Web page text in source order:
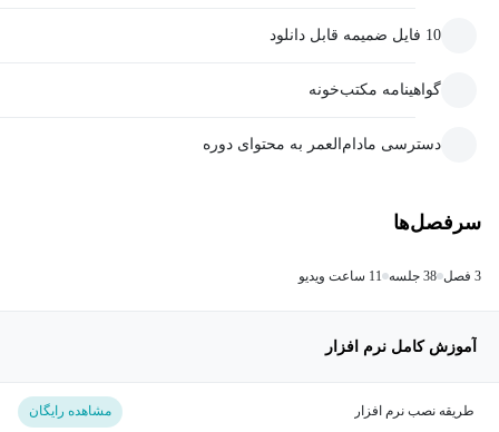
10 فایل ضمیمه قابل دانلود
گواهینامه مکتب‌خونه
دسترسی مادام‌العمر به محتوای دوره
سرفصل‌ها
3 فصل 38 جلسه 11 ساعت ویدیو
آموزش کامل نرم افزار
طریقه نصب نرم افزار مشاهده رایگان